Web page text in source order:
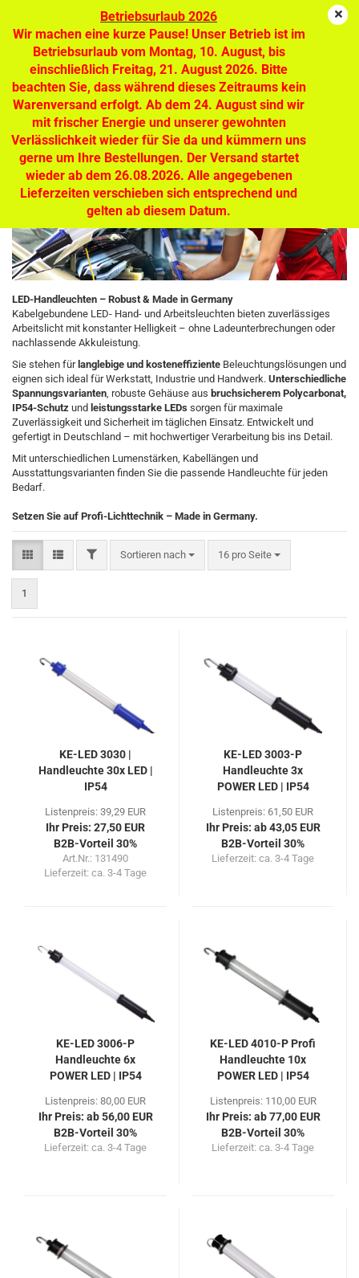
Betriebsurlaub 2026
Wir machen eine kurze Pause! Unser Betrieb ist im
Betriebsurlaub vom Montag, 10. August, bis
einschließlich Freitag, 21. August 2026. Bitte
beachten Sie, dass während dieses Zeitraums kein
Warenversand erfolgt. Ab dem 24. August sind wir
mit frischer Energie und unserer gewohnten
Verlässlichkeit wieder für Sie da und kümmern uns
gerne um Ihre Bestellungen. Der Versand startet
wieder ab dem 26.08.2026. Alle angegebenen
Lieferzeiten verschieben sich entsprechend und
gelten ab diesem Datum.
LED Handleuchten - mobiles Licht,
optimale Beleuchtung am Arbeitsplatz
LED-Handleuchten – Robust & Made in Germany
Kabelgebundene LED- Hand- und Arbeitsleuchten bieten zuverlässiges
Arbeitslicht mit konstanter Helligkeit – ohne Ladeunterbrechungen oder
nachlassende Akkuleistung.
Sie stehen fürlanglebige und kosteneffiziente Beleuchtungslösungen und
eignen sich ideal für Werkstatt, Industrie und Handwerk. Unterschiedliche
Spannungsvarianten , robuste Gehäuse aus bruchsicherem Polycarbonat,
IP54-Schutz und leistungsstarke LEDs sorgen für maximale
Zuverlässigkeit und Sicherheit im täglichen Einsatz. Entwickelt und
gefertigt in Deutschland – mit hochwertiger Verarbeitung bis ins Detail.
Mit unterschiedlichen Lumenstärken, Kabellängen und
Ausstattungsvarianten finden Sie die passende Handleuchte für jeden
Bedarf.
Setzen Sie auf Profi-Lichttechnik – Made in Germany.
FILTERSortieren nach
Sortieren nach 16 pro Seite
pro Seite
1
KE-LED 3030 |
Handleuchte 30x LED |
IP54
Listenpreis: 39,29 EUR
Ihr Preis: 27,50 EUR
B2B-Vorteil 30%
Art.Nr.: 131490
Lieferzeit: ca. 3-4 Tage
KE-LED 3003-P
Handleuchte 3x
POWER LED | IP54
Listenpreis: 61,50 EUR
Ihr Preis: ab 43,05 EUR
B2B-Vorteil 30%
Lieferzeit: ca. 3-4 Tage
KE-LED 3006-P
Handleuchte 6x
POWER LED | IP54
Listenpreis: 80,00 EUR
Ihr Preis: ab 56,00 EUR
B2B-Vorteil 30%
Lieferzeit: ca. 3-4 Tage
KE-LED 4010-P Profi
Handleuchte 10x
POWER LED | IP54
Listenpreis: 110,00 EUR
Ihr Preis: ab 77,00 EUR
B2B-Vorteil 30%
Lieferzeit: ca. 3-4 Tage